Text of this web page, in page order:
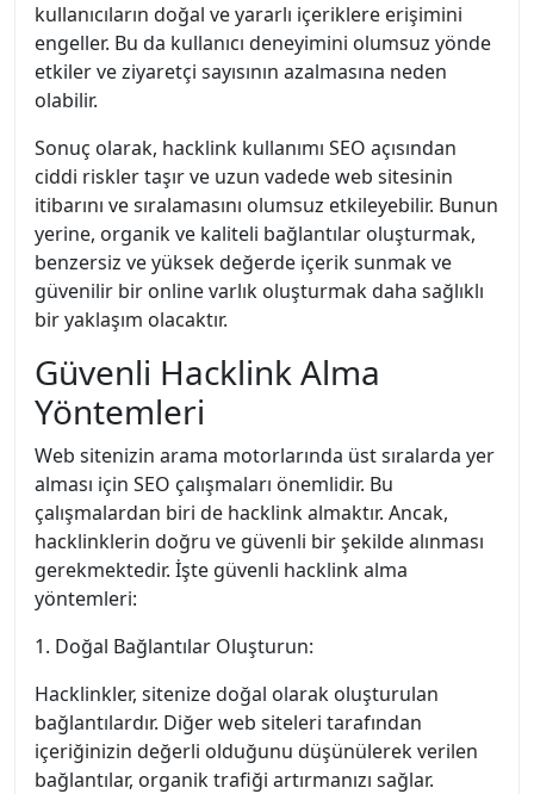
kullanıcıların doğal ve yararlı içeriklere erişimini
engeller. Bu da kullanıcı deneyimini olumsuz yönde
etkiler ve ziyaretçi sayısının azalmasına neden
olabilir.
Sonuç olarak, hacklink kullanımı SEO açısından
ciddi riskler taşır ve uzun vadede web sitesinin
itibarını ve sıralamasını olumsuz etkileyebilir. Bunun
yerine, organik ve kaliteli bağlantılar oluşturmak,
benzersiz ve yüksek değerde içerik sunmak ve
güvenilir bir online varlık oluşturmak daha sağlıklı
bir yaklaşım olacaktır.
Güvenli Hacklink Alma
Yöntemleri
Web sitenizin arama motorlarında üst sıralarda yer
alması için SEO çalışmaları önemlidir. Bu
çalışmalardan biri de hacklink almaktır. Ancak,
hacklinklerin doğru ve güvenli bir şekilde alınması
gerekmektedir. İşte güvenli hacklink alma
yöntemleri:
1. Doğal Bağlantılar Oluşturun:
Hacklinkler, sitenize doğal olarak oluşturulan
bağlantılardır. Diğer web siteleri tarafından
içeriğinizin değerli olduğunu düşünülerek verilen
bağlantılar, organik trafiği artırmanızı sağlar.